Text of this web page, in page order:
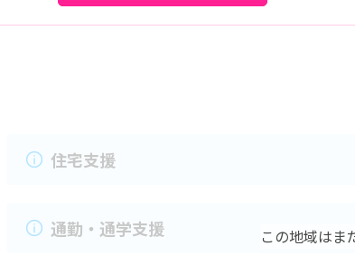
この地域はま
住宅支援
通勤・通学支援